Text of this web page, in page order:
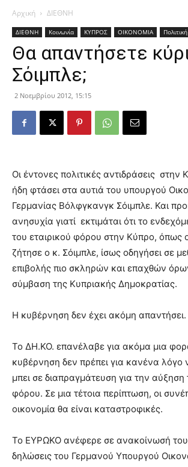
Αρχική ΔΙΕΘΝΗ
ΔΙΕΘΝΗ Κοινωνία ΚΥΠΡΟΣ ΟΙΚΟΝΟΜΙΑ Πολιτική
Θα απαντήσετε
Σόιμπλε;
2 Νοεμβρίου 2012, 15:15
Οι έντονες πολιτικές αντιδράσεις στην
ήδη φτάσει στα αυτιά του υπουργού
Γερμανίας Βόλφγκανγκ Σόιμπλε. Και
ανησυχία γιατί εκτιμάται ότι το
του εταιρικού φόρου στην Κύπρο, όπως
ζήτησε ο κ. Σόιμπλε, ίσως οδηγήσει σε
επιβολής πιο σκληρών και επαχθών
σύμβαση της Κυπριακής Δημοκρατίας.
Η κυβέρνηση δεν έχει ακόμη απαντήσει.
Το ΔΗ.ΚΟ. επανέλαβε για ακόμα μια
κυβέρνηση δεν πρέπει για κανένα λόγο
μπει σε διαπραγμάτευση για την αύξηση
φόρου. Σε μια τέτοια περίπτωση, οι
οικονομία θα είναι καταστροφικές.
Το ΕΥΡΩΚΟ ανέφερε σε ανακοίνωσή του
δηλώσεις του Γερμανού Υπουργού